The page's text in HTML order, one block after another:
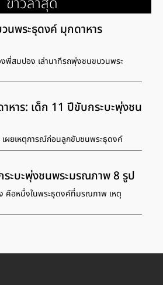
นพระธุดงค์ มุกดาหาร
พี่สมปอง เล่านาทีรถพุ่งชนขบวนพระ
หาร: เด็ก 11 ปีขับกระบะพุ่งชน
เผยเหตุการณ์ก่อนลูกขับชนพระธุดงค์
ะบะพุ่งชนพระมรณภาพ 8 รูป
อหนึ่งในพระธุดงค์ที่มรณภาพ เหตุ